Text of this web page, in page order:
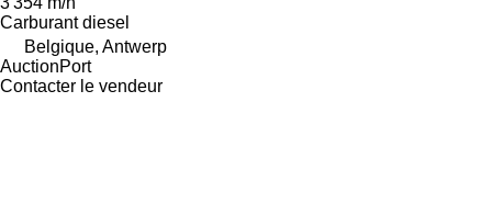
Carburant diesel
Belgique, Antwerp
AuctionPort
Contacter le vendeur